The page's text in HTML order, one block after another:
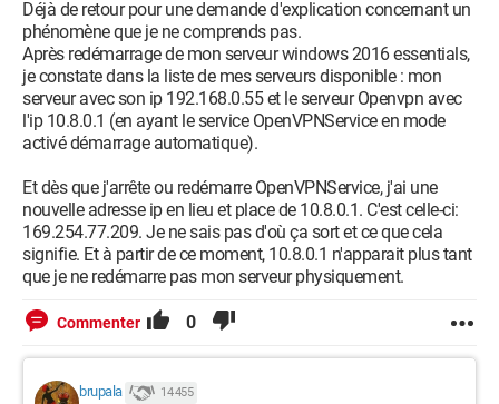
Déjà de retour pour une demande d'explication concernant un
phénomène que je ne comprends pas.
Après redémarrage de mon serveur windows 2016 essentials,
je constate dans la liste de mes serveurs disponible : mon
serveur avec son ip 192.168.0.55 et le serveur Openvpn avec
l'ip 10.8.0.1 (en ayant le service OpenVPNService en mode
activé démarrage automatique).
Et dès que j'arrête ou redémarre OpenVPNService, j'ai une
nouvelle adresse ip en lieu et place de 10.8.0.1. C'est celle-ci:
169.254.77.209. Je ne sais pas d'où ça sort et ce que cela
signifie. Et à partir de ce moment, 10.8.0.1 n'apparait plus tant
que je ne redémarre pas mon serveur physiquement.
Commenter 0
brupala 14 455